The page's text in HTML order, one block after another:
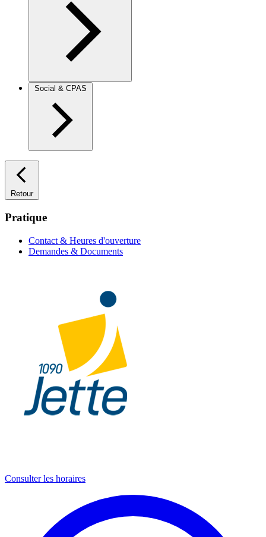
Social & CPAS
Retour
Pratique
Contact & Heures d'ouverture
Demandes & Documents
Consulter les horaires